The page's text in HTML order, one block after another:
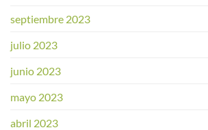
septiembre 2023
julio 2023
junio 2023
mayo 2023
abril 2023